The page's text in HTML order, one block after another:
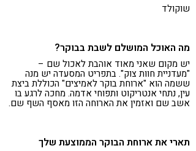
שוקולד
מה האוכל המושלם לשבת בבוקר?
יש מקום שאני מאוד אוהבת לאכול שם –
"מעדניית חוות צוק". בתפריט המסעדה יש מנה
ששמה הוא "ארוחת בוקר לאמיצים" הכוללת ביצת
עין, נתחי אנטריקוט ותפוחי אדמה. מחכה לרגע בו
אשב שם ואזמין את הארוחה הזו מאסף השף שם.
תארי את ארוחת הבוקר הממוצעת שלך